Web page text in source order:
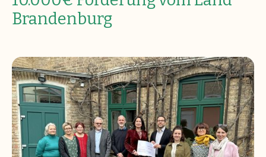
Brandenburg